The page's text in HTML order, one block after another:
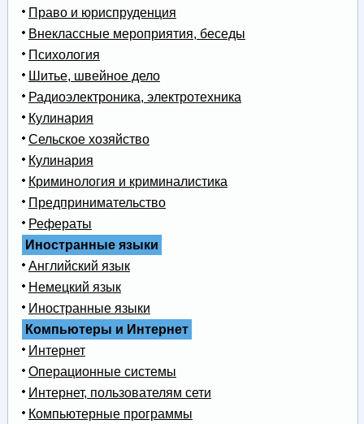
Право и юриспруденция
Внеклассные мероприятия, беседы
Психология
Шитье, швейное дело
Радиоэлектроника, электротехника
Кулинария
Сельское хозяйство
Кулинария
Криминология и криминалистика
Предпринимательство
Рефераты
Иностранные языки
Английский язык
Немецкий язык
Иностранные языки
Компьютеры и Интернет
Интернет
Операционные системы
Интернет, пользователям сети
Компьютерные программы